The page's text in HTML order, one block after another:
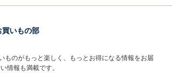
いもの部
のがもっと楽しく、もっとお得になる情報をお届
情報も満載です。